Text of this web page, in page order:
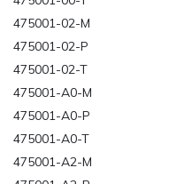
475001-02-M
475001-02-P
475001-02-T
475001-A0-M
475001-A0-P
475001-A0-T
475001-A2-M